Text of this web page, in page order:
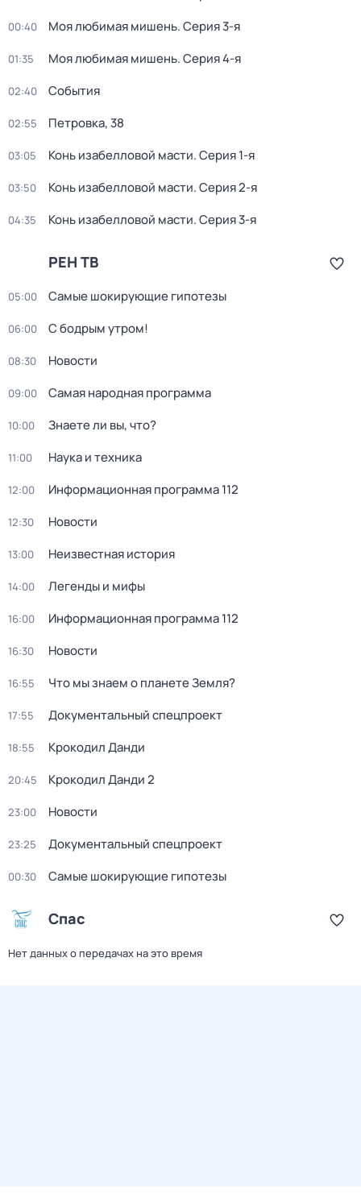
00:40 Моя любимая мишень. Серия 3-я
01:35 Моя любимая мишень. Серия 4-я
02:40 События
02:55 Петровка, 38
03:05 Конь изабелловой масти. Серия 1-я
03:50 Конь изабелловой масти. Серия 2-я
04:35 Конь изабелловой масти. Серия 3-я
РЕН ТВ
05:00 Самые шoкиpующие гипотезы
06:00 С бодрым утром!
08:30 Новости
09:00 Самая народная программа
10:00 Знаете ли вы, что?
11:00 Наука и техника
12:00 Информационная программа 112
12:30 Новости
13:00 Неизвестная история
14:00 Легенды и мифы
16:00 Информационная программа 112
16:30 Новости
16:55 Что мы знаем о планете Земля?
17:55 Документальный спецпроект
18:55 Крокодил Данди
20:45 Крокодил Данди 2
23:00 Новости
23:25 Документальный спецпроект
00:30 Самые шoкиpующие гипотезы
Спас
Нет данных о передачах на это время